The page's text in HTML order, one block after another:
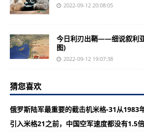
2022-09-12 20:08:05
今日利刃出鞘——细说叙利
图)
2022-09-12 19:07:38
猜您喜欢
俄罗斯陆军最重要的截击机米格-31从1983
引入米格21之前，中国空军速度都没有1.5倍